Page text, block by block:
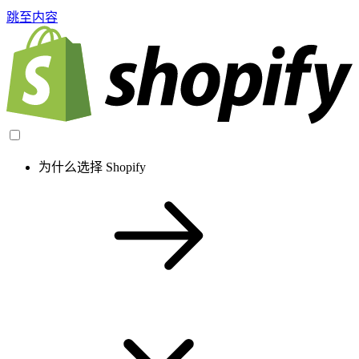
跳至内容
为什么选择 Shopify